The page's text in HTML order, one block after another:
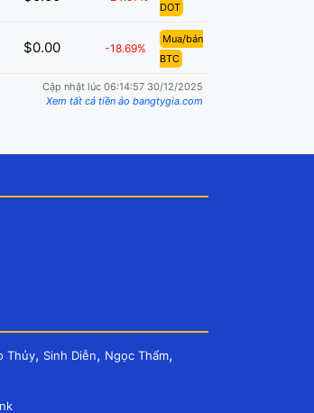
DOT
$0.00 -18.69%
Mua/bán
BTC
Cập nhật lúc 06:14:57 30/12/2025
Xem tất cả tiền ảo bangtygia.com
Thủy, Sinh Diễn, Ngọc Thẩm,